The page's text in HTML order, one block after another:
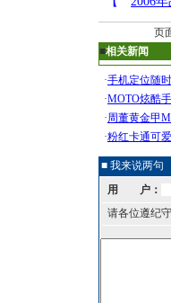
页
■相关新闻
■ 我来说两句
用 户：
请各位遵纪